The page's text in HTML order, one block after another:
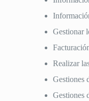
Gestionar
Realizar
Gestiones
Gestiones